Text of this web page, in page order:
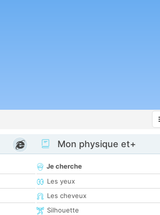
Mon physique et+
Je cherche
Les yeux
Les cheveux
Silhouette